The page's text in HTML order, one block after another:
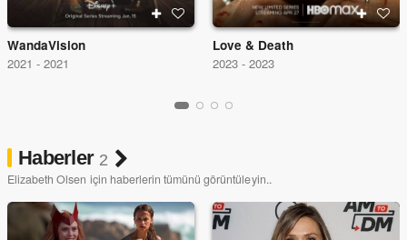
WandaVision
2021 - 2021
Love & Death
2023 - 2023
Haberler 2
Elizabeth Olsen için haberlerin tümünü görüntüleyin..